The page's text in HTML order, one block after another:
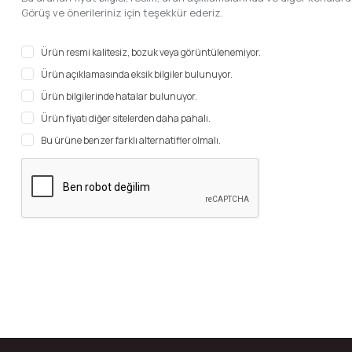
Görüş ve önerileriniz için teşekkür ederiz.
Ürün resmi kalitesiz, bozuk veya görüntülenemiyor.
Ürün açıklamasında eksik bilgiler bulunuyor.
Ürün bilgilerinde hatalar bulunuyor.
Ürün fiyatı diğer sitelerden daha pahalı.
Bu ürüne benzer farklı alternatifler olmalı.